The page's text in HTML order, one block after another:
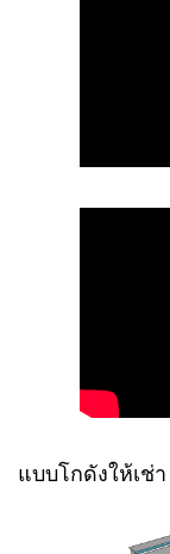
แบบโกดังให้เช่